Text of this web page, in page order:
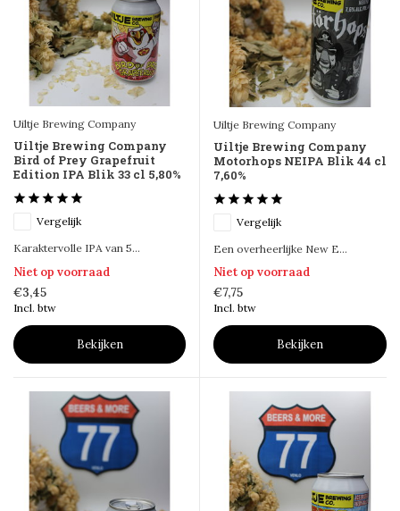
Uiltje Brewing Company
Uiltje Brewing Company
Bird of Prey Grapefruit
Edition IPA Blik 33 cl 5,80%
Vergelijk
Karaktervolle IPA van 5...
Niet op voorraad
€3,45
Incl. btw
Bekijken
Uiltje Brewing Company
Uiltje Brewing Company
Motorhops NEIPA Blik 44 cl
7,60%
Vergelijk
Een overheerlijke New E...
Niet op voorraad
€7,75
Incl. btw
Bekijken